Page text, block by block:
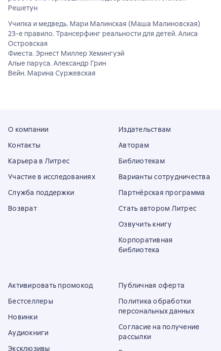
Решетун
Училка и медведь. Мари Малинская (Маша Малиновская)
23-е правило. Трансерфинг реальности для детей. Алиса
Островская
Фиеста. Эрнест Миллер Хемингуэй
Алые паруса. Александр Грин
Вейн. Марина Суржевская
О компании
Контакты
Карьера в Литрес
Участие в исследованиях
Служба поддержки
Возврат
Издательствам
Авторам
Библиотекам
Варианты сотрудничества
Партнёрская программа
Стать автором Литрес
Озвучить книгу
Корпоративная
библиотека
Активировать промокод
Бестселлеры
Новинки
Аудиокниги
Эксклюзивы
Публичная оферта
Политика обработки
персональных данных
Согласие на получение
рассылки